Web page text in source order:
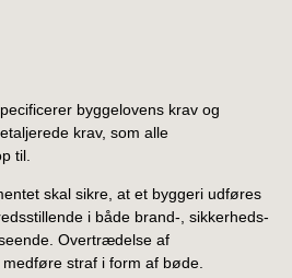
byggelovens krav og
krav, som alle
til.
skal sikre, at et byggeri udføres
i både brand-, sikkerheds-
Overtrædelse af
straf i form af bøde.